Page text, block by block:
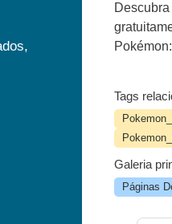
Tags
Galeria
Páginas